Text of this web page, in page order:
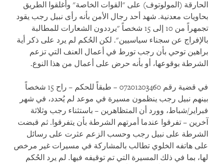
الحارقة (المولوتوف) على "القوات الخاصة" وأغلقوا الطريق
بحاويات معدنية. شهد أحد رجال الأمن بأنه رأى نبيل رجب يقود
تجمهراً من 10 إلى 15 شخصاً "يرددون الشعارات للمطالبة
بالإفراج عن سجناء سياسيين". لكن الحُكم لم يرد على ذكر أية
براهين توحي بأن رجب تورط في أعمال العنف التي تزعم
الشرطة بوقوعها، أو بأنه حرض على أعمال من هذا النوع.
في قضية رقم 07201203460 – طبقاً للحكم – راح 15 شخصاً
بينهم نبيل رجب ينظمون مسيرة في موعد لم يُحدد، في شهر
فبراير/شباط، وورد أن المتظاهرين – باستثناء رجب وثلاثة
آخرين – تفرقوا عندما أمرتهم الشرطة بأن يتفرقوا. ثم قبضت
الشرطة على نبيل رجب وحسب الزعم عثرت على رسائل
على هاتفه الخلوي تطالب بالمشاركة في مسيرات غير مرخص
لها، بما في ذلك المسيرة التي تم توقيفه فيها. لم يرد الحُكم